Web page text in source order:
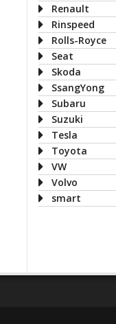
Renault
Rinspeed
Rolls-Royce
Seat
Skoda
SsangYong
Subaru
Suzuki
Tesla
Toyota
VW
Volvo
smart